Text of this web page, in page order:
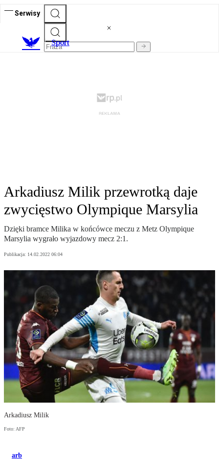
Serwisy
Sport
Arkadiusz Milik przewrotką daje
zwycięstwo Olympique Marsylia
Dzięki bramce Milika w końcówce meczu z Metz Olympique
Marsylia wygrało wyjazdowy mecz 2:1.
Publikacja: 14.02.2022 06:04
Arkadiusz Milik
Foto: AFP
arb